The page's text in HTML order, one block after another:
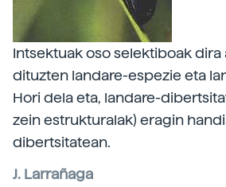
Intsektuak oso selektiboak dira
dituzten landare-espezie eta
Hori dela eta, landare-
zein estrukturalak) eragin
dibertsitatean.
J. Larrañaga